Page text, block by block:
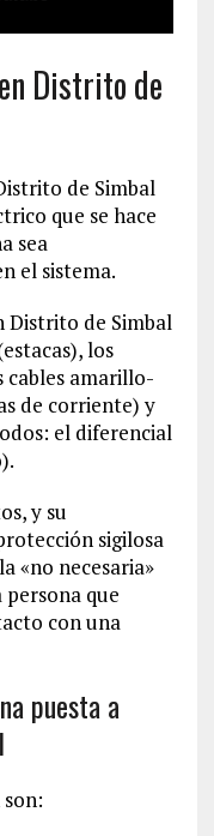
Distrito de
de Simbal
que se hace
sea
el sistema.
Distrito de Simbal
los
cables amarillo-
de corriente) y
el diferencial
y su
sigilosa
«no necesaria»
que
con una
puesta a